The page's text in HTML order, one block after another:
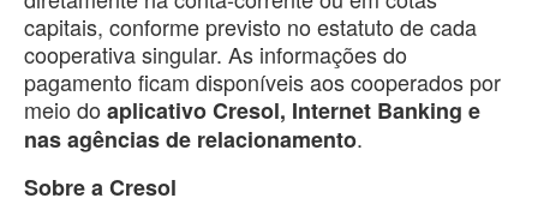
capitais, conforme previsto no estatuto de cada
cooperativa singular. As informações do
pagamento ficam disponíveis aos cooperados por
meio do aplicativo Cresol, Internet Banking e
nas agências de relacionamento.
Sobre a Cresol